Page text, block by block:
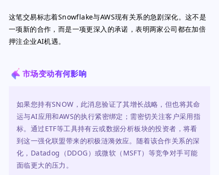
这笔交易标志着Snowflake与AWS现有关系的急剧深化。这不是
一项新的合作，而是一项更深入的承诺，表明两家公司都在加倍
押注企业AI机遇。
市场变动有何影响
如果您持有SNOW，此消息验证了其增长战略，但也将其命
运与AI应用和AWS的执行紧密绑定；需密切关注客户采用指
标。通过ETF等工具持有云或数据分析板块的投资者，将看
到这一强化联盟带来的积极涟漪效应。随着该合作关系的深
化，Datadog（DDOG）或微软（MSFT）等竞争对手可能
面临更大的压力。